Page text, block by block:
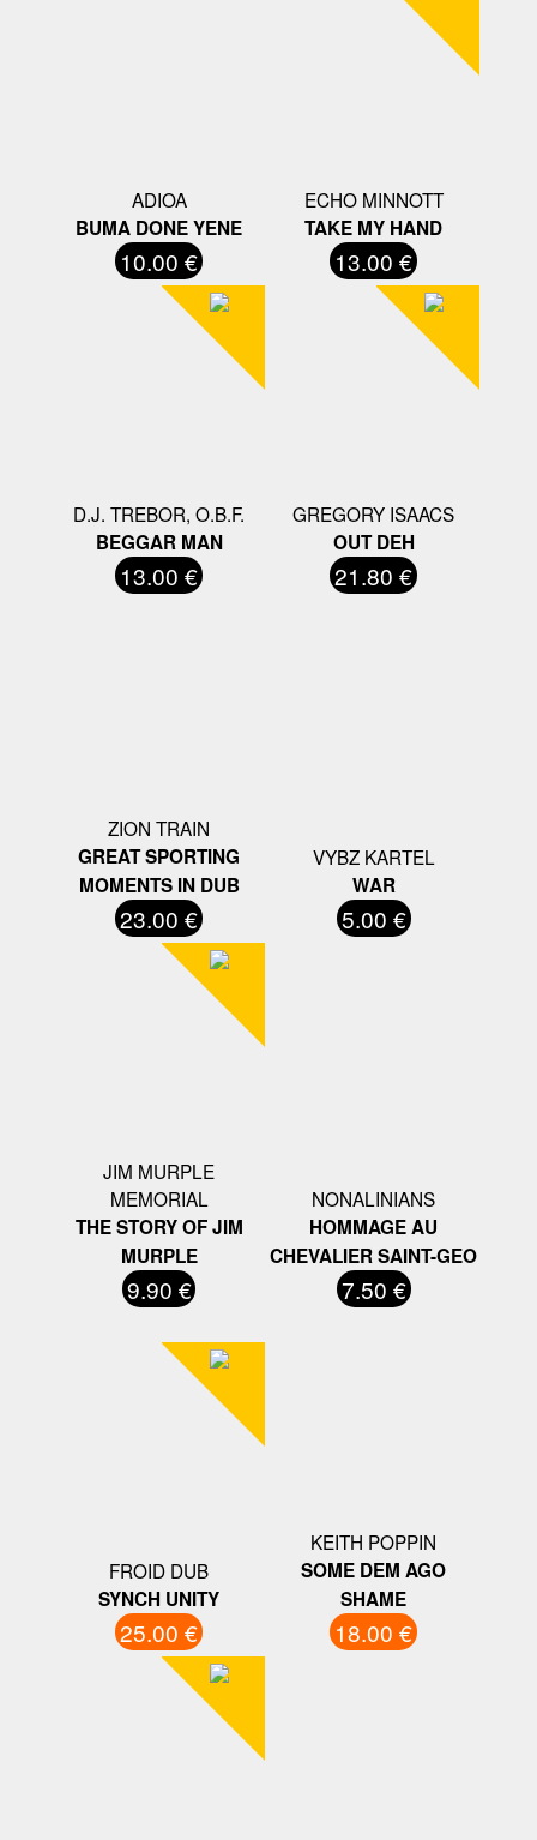
ADIOA
BUMA DONE YENE
10.00 €
ECHO MINNOTT
TAKE MY HAND
13.00 €
D.J. TREBOR, O.B.F.
BEGGAR MAN
13.00 €
GREGORY ISAACS
OUT DEH
21.80 €
ZION TRAIN
GREAT SPORTING
MOMENTS IN DUB
23.00 €
VYBZ KARTEL
WAR
5.00 €
JIM MURPLE
MEMORIAL
THE STORY OF JIM
MURPLE
9.90 €
NONALINIANS
HOMMAGE AU
CHEVALIER SAINT-GEO
7.50 €
FROID DUB
SYNCH UNITY
25.00 €
KEITH POPPIN
SOME DEM AGO
SHAME
18.00 €